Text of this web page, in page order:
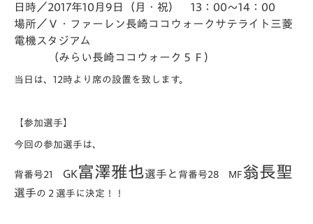
日時／2017年10月9日（月・祝） 13：00～14：00
場所／Ｖ・ファーレン長崎ココウォークサテライト三菱
電機スタジアム
（みらい長崎ココウォーク５Ｆ）
当日は、12時より席の設置を致します。
【参加選手】
今回の参加選手は、
背番号21 GK富澤雅也選手と 背番号28 MF翁長聖
選手の２選手に決定！！